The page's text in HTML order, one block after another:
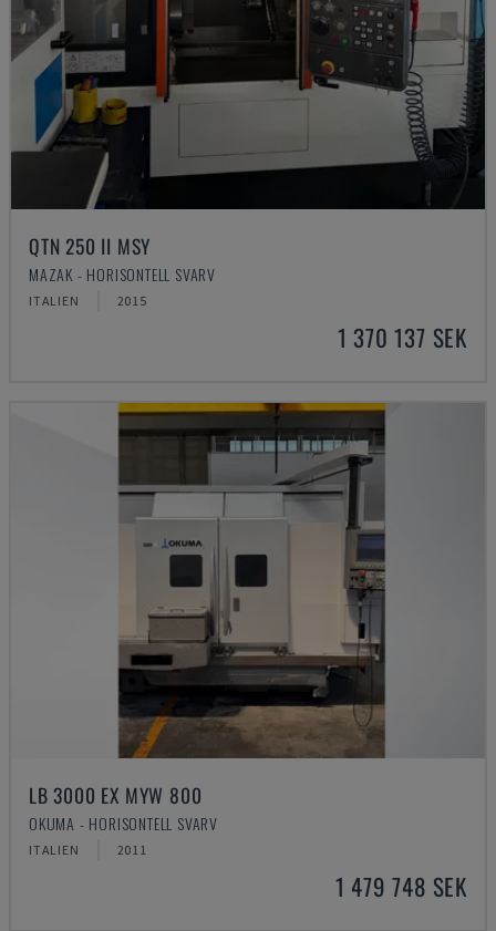
QTN 250 II MSY
MAZAK - HORISONTELL SVARV
ITALIEN 2015
1 370 137 SEK
LB 3000 EX MYW 800
OKUMA - HORISONTELL SVARV
ITALIEN 2011
1 479 748 SEK